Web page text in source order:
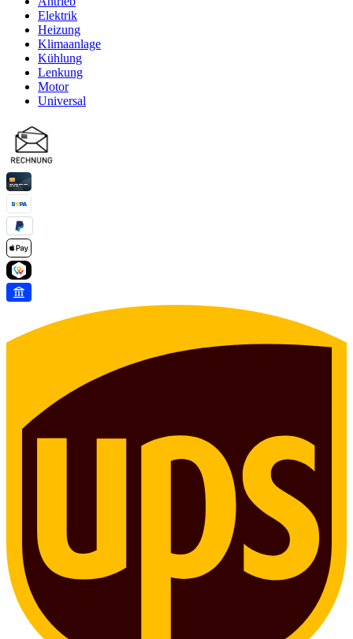
Elektrik
Heizung
Klimaanlage
Kühlung
Lenkung
Motor
Universal